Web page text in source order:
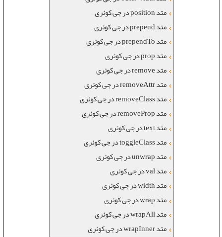
متد position در جی کوئری
متد prepend در جی کوئری
متد prependTo در جی کوئری
متد prop در جی کوئری
متد remove در جی کوئری
متد removeAttr در جی کوئری
متد removeClass در جی کوئری
متد removeProp در جی کوئری
متد text در جی کوئری
متد toggleClass در جی کوئری
متد unwrap در جی کوئری
متد val در جی کوئری
متد width در جی کوئری
متد wrap در جی کوئری
متد wrapAll در جی کوئری
متد wrapInner در جی کوئری